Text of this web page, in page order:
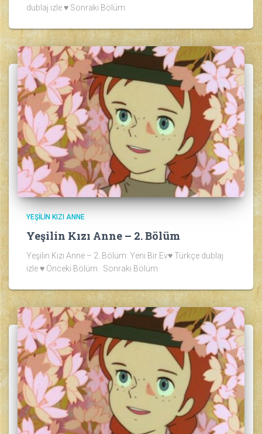
dublaj izle ♥ Sonraki Bölüm
YEŞILIN KIZI ANNE
Yeşilin Kızı Anne – 2. Bölüm
Yeşilin Kızı Anne – 2. Bölüm: Yeni Bir Ev♥ Türkçe dublaj
izle ♥ Önceki Bölüm Sonraki Bölüm